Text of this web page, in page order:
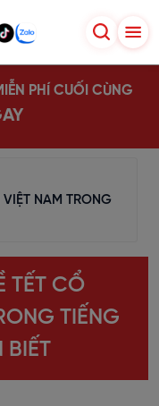
PHÍ CUỐI CÙNG
NAM TRONG
TẾT CỔ
TIẾNG
BIẾT